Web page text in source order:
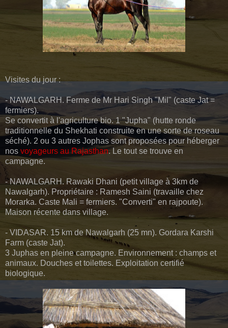
Visites du jour :
- NAWALGARH. Ferme de Mr Hari Singh "Mil" (caste Jat =
fermiers).
Se convertit à l'agriculture bio. 1 "Jupha" (hutte ronde
traditionnelle du Shekhati construite en une sorte de roseau
séché). 2 ou 3 autres Jophas sont proposées pour héberger
nos voyageurs au Rajasthan. Le tout se trouve en
campagne.
- NAWALGARH. Rawaki Dhani (petit village à 3km de
Nawalgarh). Propriétaire : Ramesh Saini (travaille chez
Morarka. Caste Mali = fermiers. "Converti" en rajpoute).
Maison récente dans village.
- VIDASAR. 15 km de Nawalgarh (25 mn). Gordara Karshi
Farm (caste Jat).
3 Juphas en pleine campagne. Environnement : champs et
animaux. Douches et toilettes. Exploitation certifié
biologique.